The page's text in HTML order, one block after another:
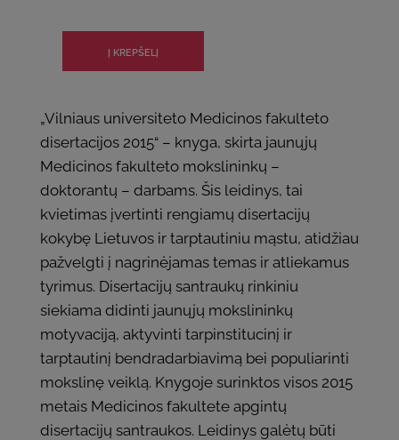
„Vilniaus universiteto Medicinos fakulteto
disertacijos 2015“ – knyga, skirta jaunųjų
Medicinos fakulteto mokslininkų –
doktorantų – darbams. Šis leidinys, tai
kvietimas įvertinti rengiamų disertacijų
kokybę Lietuvos ir tarptautiniu mąstu, atidžiau
pažvelgti į nagrinėjamas temas ir atliekamus
tyrimus. Disertacijų santraukų rinkiniu
siekiama didinti jaunųjų mokslininkų
motyvaciją, aktyvinti tarpinstitucinį ir
tarptautinį bendradarbiavimą bei populiarinti
mokslinę veiklą. Knygoje surinktos visos 2015
metais Medicinos fakultete apgintų
disertacijų santraukos. Leidinys galėtų būti